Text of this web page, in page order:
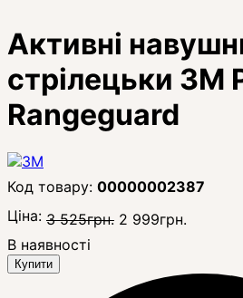
Активні
стрілецьки 3M
Rangeguard
00000002387
Ціна: 3 525грн. 2 999грн.
В наявності
Купити